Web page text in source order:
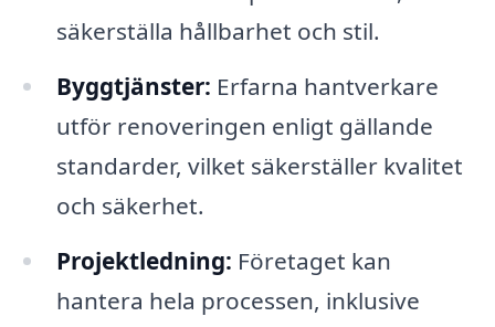
säkerställa hållbarhet och stil.
Byggtjänster: Erfarna hantverkare
utför renoveringen enligt gällande
standarder, vilket säkerställer kvalitet
och säkerhet.
Projektledning: Företaget kan
hantera hela processen, inklusive